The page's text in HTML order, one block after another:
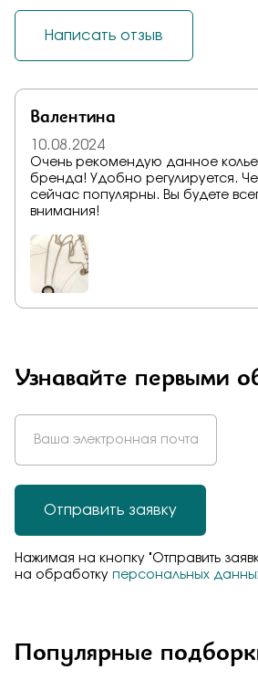
Валентина
10.08.2024
Очень рекомендую данное колье
бренда! Удобно регулируется.
сейчас популярны. Вы будете
внимания!
Написать отзыв
Узнавайте первыми
Отправить заявку
Нажимая на кнопку "Отправить
на обработку персональных
Популярные